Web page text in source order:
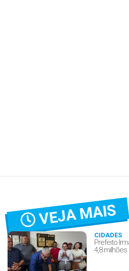
VEJA MAIS
CIDADES
Prefeito
4,8